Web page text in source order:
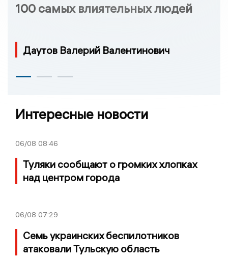
100 самых влиятельных людей
Даутов Валерий Валентинович
Интересные новости
06/08 08:46
Туляки сообщают о громких хлопках
над центром города
06/08 07:29
Семь украинских беспилотников
атаковали Тульскую область